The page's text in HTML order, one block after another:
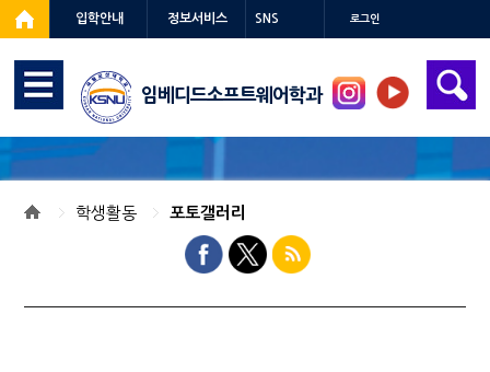
입학안내 정보서비스 SNS 로그인
임베디드소프트웨어학과
학생활동 포토갤러리